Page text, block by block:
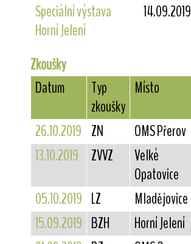
Speciální výstava
Horní Jelení
14.09.2019
Zkoušky
Datum
Typ
zkoušky
Místo
26.10.2019 ZN OMS Přerov
13.10.2019
ZVVZ
Velké
Opatovice
05.10.2019 LZ Mladějovice
15.09.2019 BZH Horní Jelení